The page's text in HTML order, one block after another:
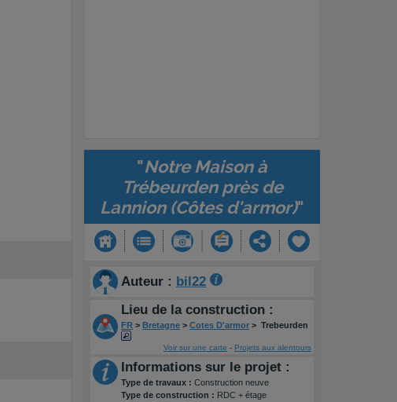
"Notre Maison à
Trébeurden près de
Lannion (Côtes d'armor)"
Auteur : bil22
Lieu de la construction :
FR > Bretagne > Cotes D'armor > Trebeurden
Voir sur une carte - Projets aux alentours
Informations sur le projet :
Type de travaux : Construction neuve
Type de construction : RDC + étage